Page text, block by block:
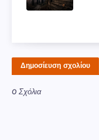
Δημοσίευση σχολίου
0 Σχόλια